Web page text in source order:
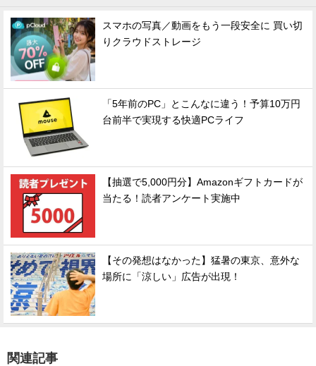
スマホの写真／動画をもう一段安全に 買い切
りクラウドストレージ
「5年前のPC」とこんなに違う！予算10万円
台前半で実現する快適PCライフ
【抽選で5,000円分】Amazonギフトカードが
当たる！読者アンケート実施中
【その発想はなかった】猛暑の東京、意外な
場所に「涼しい」広告が出現！
関連記事